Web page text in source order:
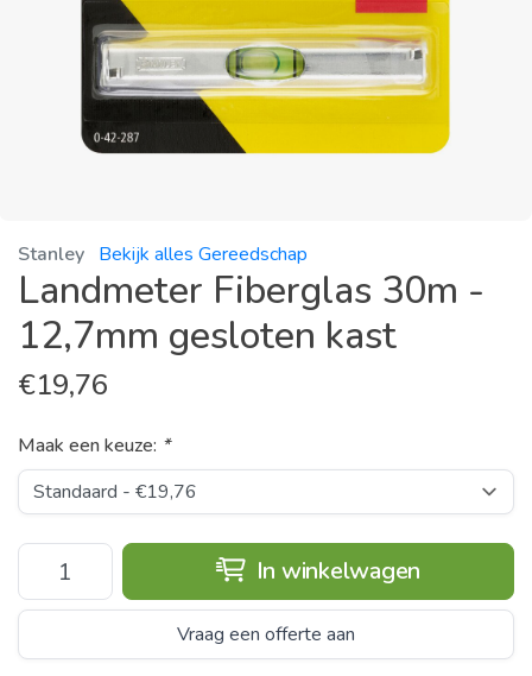
Stanley Bekijk alles Gereedschap
Landmeter Fiberglas 30m -
12,7mm gesloten kast
€19,76
Maak een keuze: *
In winkelwagen
Vraag een offerte aan